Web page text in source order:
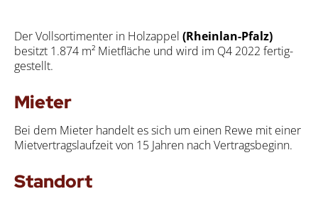
Der Voll­sor­ti­men­ter in Holz­ap­pel (Rhein­lan-Pfalz)
besitzt 1.874 m² Miet­flä­che und wird im Q4 2022 fer­tig­
ge­stellt.
Mie­ter
Bei dem Mie­ter han­delt es sich um einen Rewe mit einer
Miet­ver­trags­lauf­zeit von 15 Jah­ren nach Ver­trags­be­ginn.
Stand­ort